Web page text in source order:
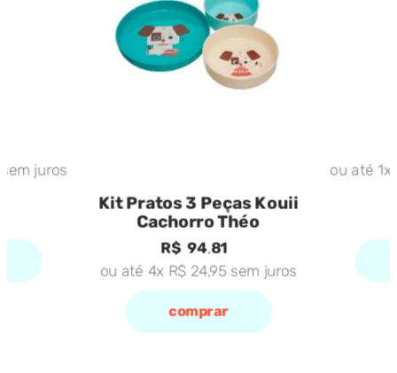
juros
Kit Pratos 3 Peças Kouii
Cachorro Théo
R$ 94,81
ou até 4x R$ 24,95sem juros
comprar
ou até 1x